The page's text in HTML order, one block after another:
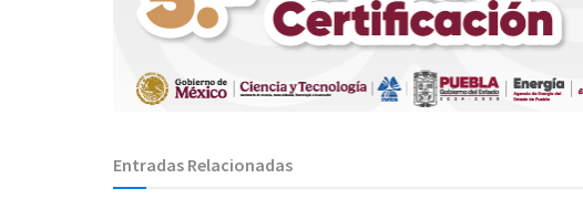
Entradas Relacionadas